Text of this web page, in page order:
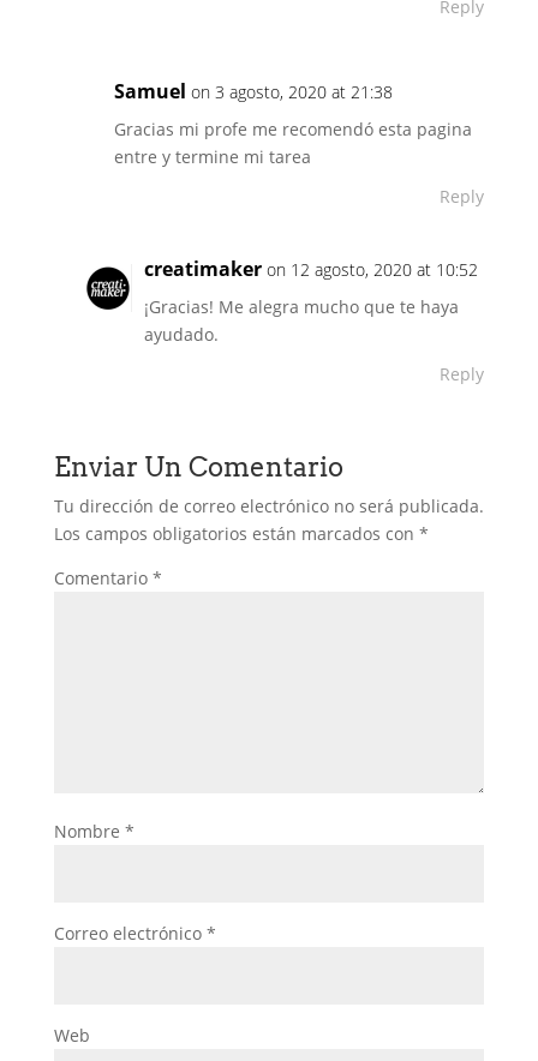
Reply
Samuel on 3 agosto, 2020 at 21:38
Gracias mi profe me recomendó esta pagina
entre y termine mi tarea
Reply
creatimaker on 12 agosto, 2020 at 10:52
¡Gracias! Me alegra mucho que te haya
ayudado.
Reply
Enviar Un Comentario
Tu dirección de correo electrónico no será publicada.
Los campos obligatorios están marcados con *
Comentario *
Nombre *
Correo electrónico *
Web